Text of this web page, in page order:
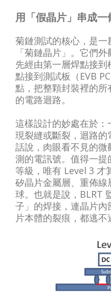
用「假晶片」串成
菊鏈測試的核心，是
「菊鏈晶片」。它們
先經由第一層焊點接
點接到測試板（EVB
點，把整顆封裝裡的
的電路迴路。
這樣設計的妙處在於：
現裂縫或斷裂，迴路
話說，肉眼看不見的
測的電訊號。值得一
等級，唯有 Level 3 才
矽晶片金屬層、重佈線
球。也就是說，BLRT
子」的焊接，連晶片內
片本體的裂痕，都逃不